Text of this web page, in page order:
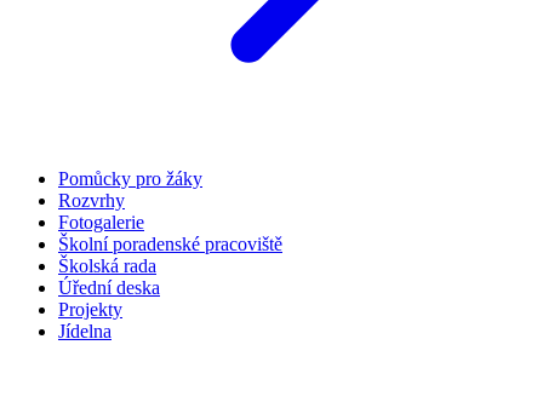
Pomůcky pro žáky
Rozvrhy
Fotogalerie
Školní poradenské pracoviště
Školská rada
Úřední deska
Projekty
Jídelna